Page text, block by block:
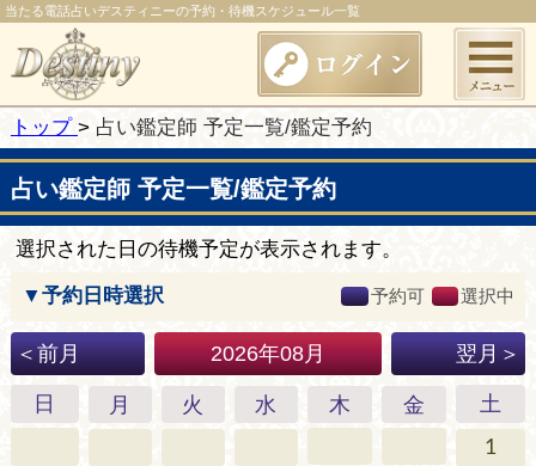
当たる電話占いデスティニーの予約・待機スケジュール一覧
トップ 占い鑑定師 予定一覧/鑑定予約
占い鑑定師 予定一覧/鑑定予約
選択された日の待機予定が表示されます。
▼予約日時選択 予約可 選択中
＜前月 2026年08月 翌月＞
日 月 火 水 木 金 土
1